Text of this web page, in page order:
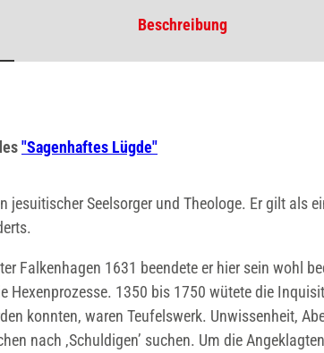
Beschreibung
"Sagenhaftes Lügde"
jesuitischer Seelsorger und Theologe. Er gilt als
Falkenhagen 1631 beendete er hier sein wohl
Hexenprozesse. 1350 bis 1750 wütete die
konnten, waren Teufelswerk. Unwissenheit,
nach ‚Schuldigen’ suchen. Um die